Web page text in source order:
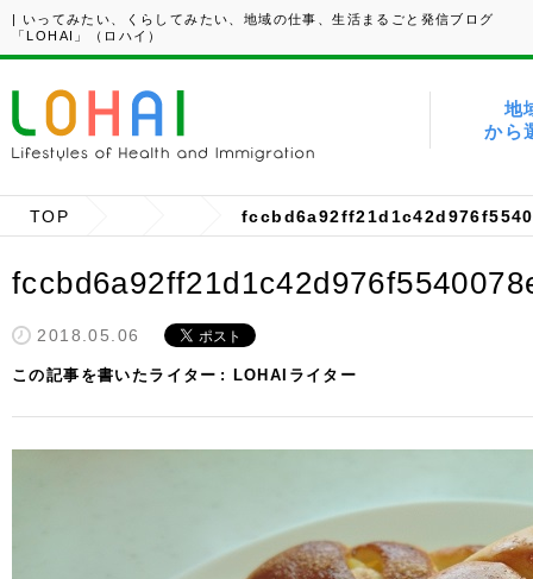
| いってみたい、くらしてみたい、地域の仕事、生活まるごと発信ブログ
「LOHAI」（ロハイ）
地
から
TOP
2018.05.06
この記事を書いたライター LOHAIライター